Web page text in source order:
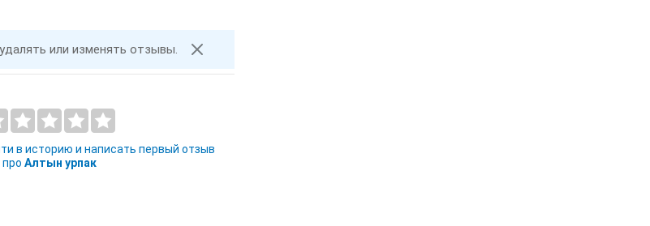
или изменять отзывы.
в историю и написать первый отзыв
про Алтын урпак